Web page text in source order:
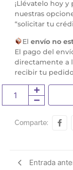
¡Llévatelo hoy
nuestras
“solicitar tu
El envío no
El pago del
directamente a
recibir tu
Comparte:
Entrada